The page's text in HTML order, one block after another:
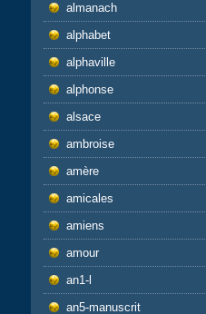
almanach
alphabet
alphaville
alphonse
alsace
ambroise
amère
amicales
amiens
amour
an1-l
an5-manuscrit